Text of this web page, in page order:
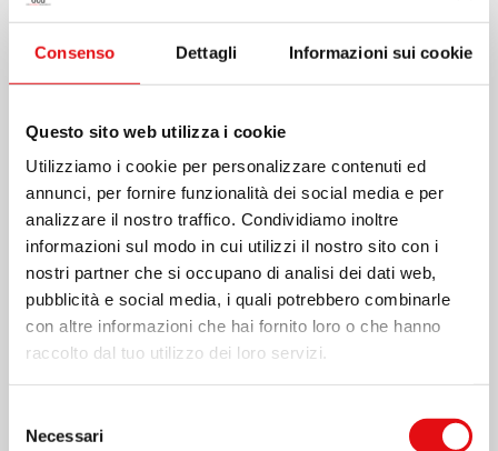
Consenso Dettagli Informazioni sui cookie
Questo sito web utilizza i cookie
Utilizziamo i cookie per personalizzare contenuti ed
annunci, per fornire funzionalità dei social media e per
analizzare il nostro traffico. Condividiamo inoltre
informazioni sul modo in cui utilizzi il nostro sito con i
nostri partner che si occupano di analisi dei dati web,
pubblicità e social media, i quali potrebbero combinarle
con altre informazioni che hai fornito loro o che hanno
raccolto dal tuo utilizzo dei loro servizi.
delNecessari